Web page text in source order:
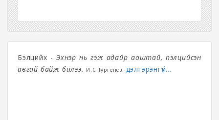
Бэлцийх - Эхнэр нь гэж адайр ааштай, пэлцийсэн
авгай байж билээ. И.С.Тургенев. дэлгэрэнгүй...